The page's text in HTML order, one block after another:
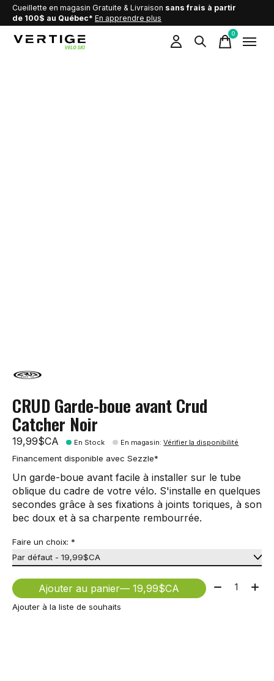
Cueillette en magasin Gratuite & Livraison sans frais à partir
de 100$ au Québec* En apprendre plus
0items
CRUD Garde-boue avant Crud
Catcher Noir
19,99$CA En Stock En magasin:Vérifier la disponibilité
Financement disponible avec Sezzle*
Un garde-boue avant facile à installer sur le tube
oblique du cadre de votre vélo. S'installe en quelques
secondes grâce à ses fixations à joints toriques, à son
bec doux et à sa charpente rembourrée.
Faire un choix: *
Ajouter au panier — 19,99$CA Quantité:
Ajouter à la liste de souhaits